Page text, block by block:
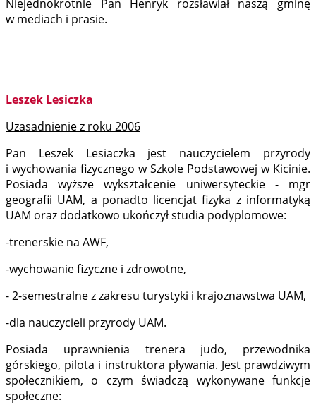
Niejednokrotnie Pan Henryk rozsławiał naszą gminę
w mediach i prasie.
Leszek Lesiczka
Uzasadnienie z roku 2006
Pan Leszek Lesiaczka jest nauczycielem przyrody
i wychowania fizycznego w Szkole Podstawowej w Kicinie.
Posiada wyższe wykształcenie uniwersyteckie - mgr
geografii UAM, a ponadto licencjat fizyka z informatyką
UAM oraz dodatkowo ukończył studia podyplomowe:
-trenerskie na AWF,
-wychowanie fizyczne i zdrowotne,
- 2-semestralne z zakresu turystyki i krajoznawstwa UAM,
-dla nauczycieli przyrody UAM.
Posiada uprawnienia trenera judo, przewodnika
górskiego, pilota i instruktora pływania. Jest prawdziwym
społecznikiem, o czym świadczą wykonywane funkcje
społeczne: